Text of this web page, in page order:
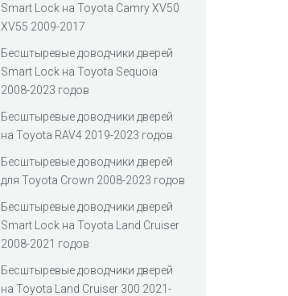
Smart Lock на Toyota Camry XV50
XV55 2009-2017
Беcштыревые доводчики дверей
Smart Lock на Toyota Sequoia
2008-2023 годов
Беcштыревые доводчики дверей
на Toyota RAV4 2019-2023 годов
Беcштыревые доводчики дверей
для Toyota Crown 2008-2023 годов
Беcштыревые доводчики дверей
Smart Lock на Toyota Land Cruiser
2008-2021 годов
Беcштыревые доводчики дверей
на Toyota Land Cruiser 300 2021-